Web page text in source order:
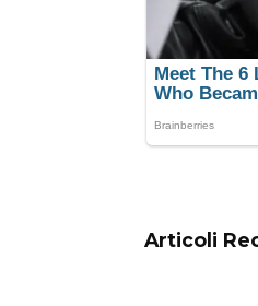
Articoli